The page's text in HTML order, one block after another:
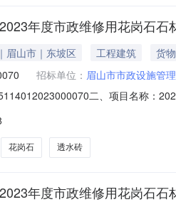
年度市政维修用花岗石
眉山市｜东坡区 工程建筑
货物
招标单位： 眉山市市政设施管
二、项目名称：
天然石料市政维修用花岗石石材和
花岗石 透水砖
年度市政维修用花岗石